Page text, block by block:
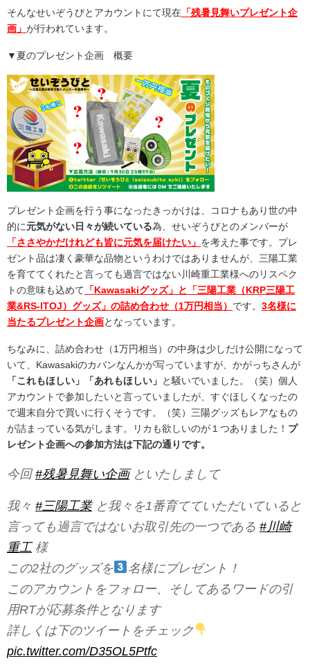
そんなせいぞうびとアカウントにて現在 「残暑見舞いプレゼント企
画 」 が行われています。
▼夏のプレゼント企画 概要
プレゼント企画を行う事になったきっかけは、コロナもあり世の中
的に元気がない日々が続いている為、せいぞうびとのメンバーが
「ささやかだけれども皆に元気を届けたい」 を考えた事です。プレ
ゼント品は凄く豪華な品物というわけではありませんが、三陽工業
を育ててくれたと言っても過言ではない川崎重工業様へのリスペク
トの意味も込めて 「Kawasakiグッズ」と「三陽工業（KRP三陽工
業&RS-ITOJ）グッズ」の詰め合わせ（1万円相当） です。 3名様に
当たるプレゼント企画となっています。
ちなみに、詰め合わせ（1万円相当）の中身は少しだけ公開になって
いて、Kawasakiのカバンなんかが写っていますが、かがっちさんが
「これもほしい」「あれもほしい」 と騒いでいました。（笑）個人
アカウントで参加したいと言っていましたが、すぐほしくなったの
で週末自分で買いに行くそうです。（笑）三陽グッズもレアなもの
が詰まっている気がします。リカも欲しいのが１つありました！ プ
レゼント企画への参加方法は下記の通りです。
今回#残暑見舞い企画といたしまして
我々 #三陽工業と我々を1番育てていただいていると
言っても過言ではないお取引先の一つである #川崎
重工様
この2社のグッズを
名様にプレゼント！
このアカウントをフォロー、そしてあるワードの引
用RTが応募条件となります
詳しくは下のツイートをチェック
pic.twitter.com/D35OL5Ptfc